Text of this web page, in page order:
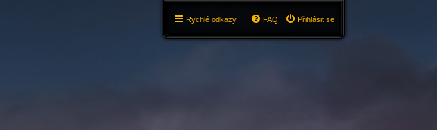
Rychlé odkazy Přihlásit se
FAQ